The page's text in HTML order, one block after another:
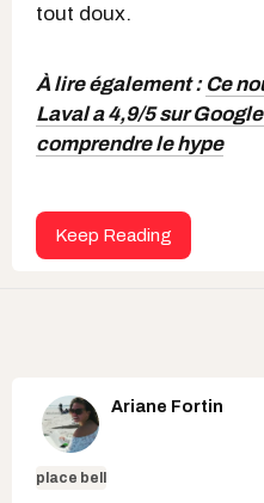
tout doux.
À lire également : Ce
Laval a 4,9/5 sur
comprendre le hype
Keep Reading
Ariane Fortin
place bell